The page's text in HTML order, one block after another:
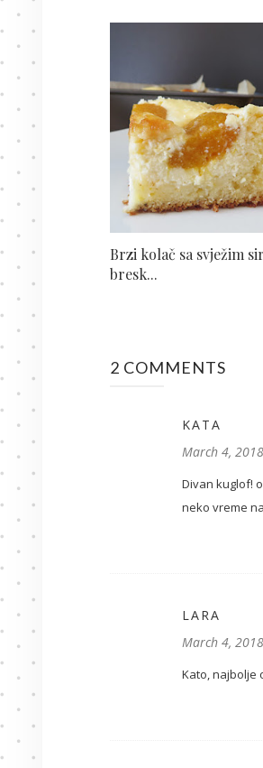
Brzi kolač sa svježim
bresk...
2 COMMENTS
KATA
March 4,
Divan kuglof!
neko vreme
LARA
March 4,
Kato, najbolje